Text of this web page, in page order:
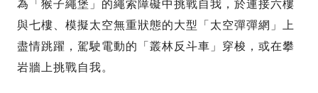
為「猴子繩堡」的繩索障礙中挑戰自我，於連接六樓
與七樓、模擬太空無重狀態的大型「太空彈彈網」上
盡情跳躍，駕駛電動的「叢林反斗車」穿梭，或在攀
岩牆上挑戰自我。